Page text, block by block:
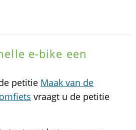
e-bike een
petitie Maak van de
vraagt u de petitie